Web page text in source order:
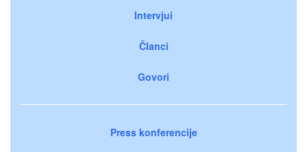
Intervjui
Članci
Govori
Press konferencije